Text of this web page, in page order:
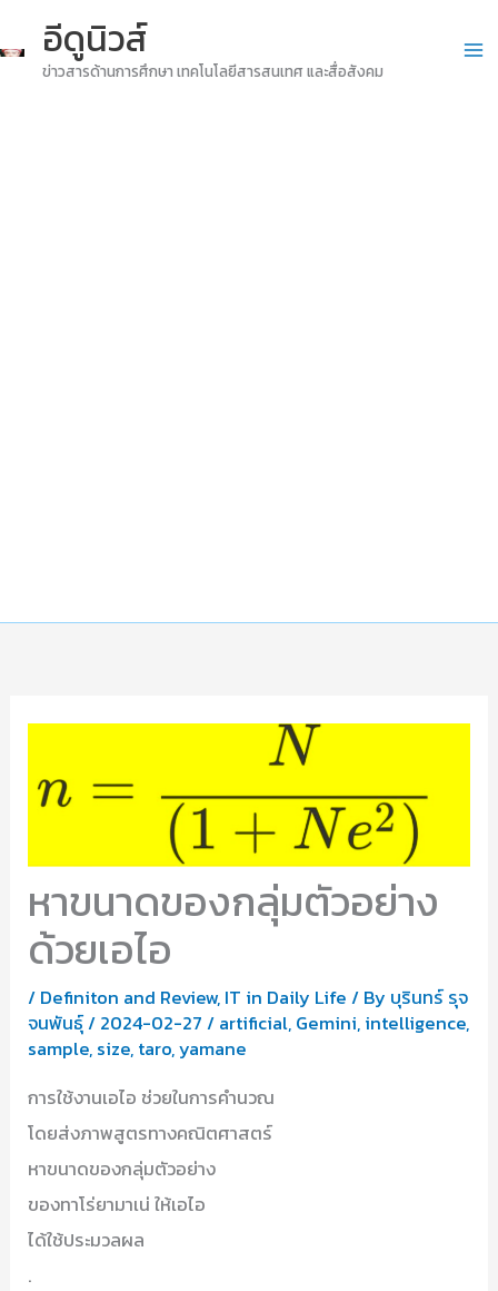
to
อีดูนิวส์
ข่าวสารด้านการศึกษา เทคโนโลยีสารสนเทศ และสื่อสังคม
หาขนาดของกลุ่มตัวอย่าง
ด้วยเอไอ
/ Definiton and Review, IT in Daily Life / By บุรินทร์ รุจ
จนพันธุ์/ 2024-02-27/ artificial, Gemini, intelligence,
sample, size, taro,yamane
การใช้งานเอไอ ช่วยในการคำนวณ
โดยส่งภาพสูตรทางคณิตศาสตร์
หาขนาดของกลุ่มตัวอย่าง
ของทาโร่ยามาเน่ ให้เอไอ
ได้ใช้ประมวลผล
.